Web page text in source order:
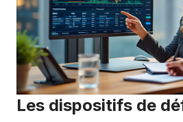
Les dispositifs de